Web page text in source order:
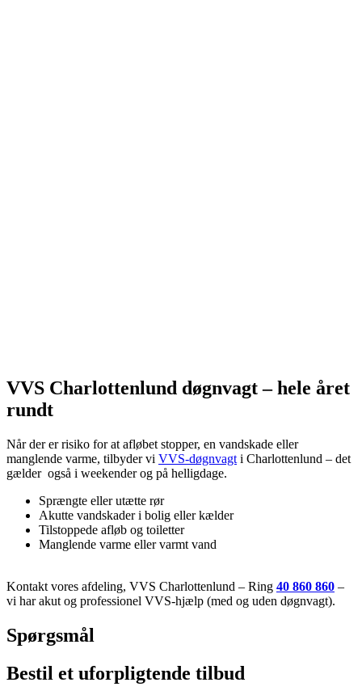
VVS Charlottenlund døgnvagt – hele året
rundt
Når der er risiko for at afløbet stopper, en vandskade eller
manglende varme, tilbyder vi VVS-døgnvagt i Charlottenlund – det
gælder også i weekender og på helligdage.
Sprængte eller utætte rør
Akutte vandskader i bolig eller kælder
Tilstoppede afløb og toiletter
Manglende varme eller varmt vand
Kontakt vores afdeling, VVS Charlottenlund – Ring 40 860 860 –
vi har akut og professionel VVS-hjælp (med og uden døgnvagt).
Spørgsmål
Bestil et uforpligtende tilbud